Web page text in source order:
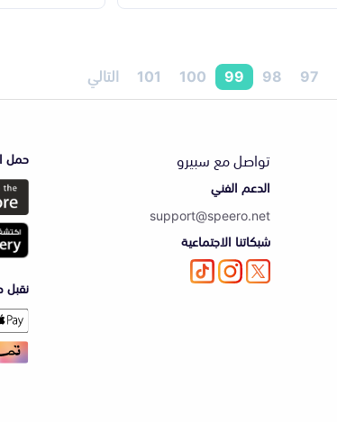
97
98
99
100
101 التالي
تواصل مع سبيرو
الدعم الفني
support@speero.net
شبكاتنا الاجتماعية
حمل